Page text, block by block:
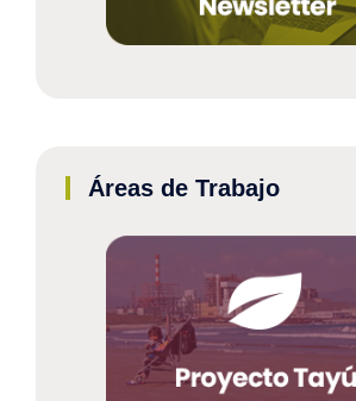
Áreas de Trabajo